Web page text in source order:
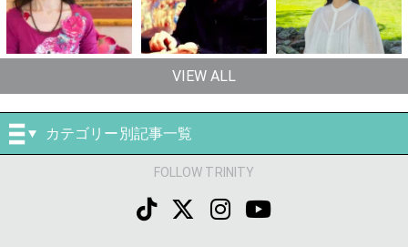
VIEW ALL
カテゴリー別記事一覧
FOLLOW TRINITY